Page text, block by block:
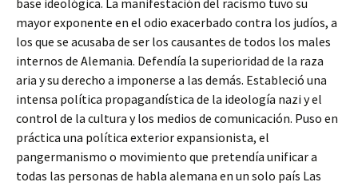
base ideológica. La manifestación del racismo tuvo su
mayor exponente en el odio exacerbado contra los judíos, a
los que se acusaba de ser los causantes de todos los males
internos de Alemania. Defendía la superioridad de la raza
aria y su derecho a imponerse a las demás. Estableció una
intensa política propagandística de la ideología nazi y el
control de la cultura y los medios de comunicación. Puso en
práctica una política exterior expansionista, el
pangermanismo o movimiento que pretendía unificar a
todas las personas de habla alemana en un solo país Las